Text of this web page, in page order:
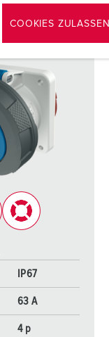
COOKIES ZULASSEN
IP67
63 A
4 p